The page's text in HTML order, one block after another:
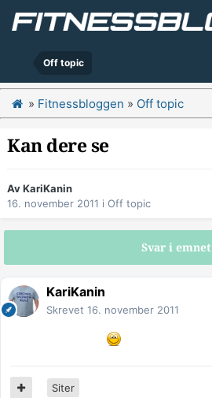
Off topic
» Fitnessbloggen » Off topic
Kan dere se
AvKariKanin
16. november 2011 i Off topic
Svar i emnet
KariKanin
Skrevet 16. november 2011
Siter